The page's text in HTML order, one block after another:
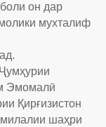
он дар
мухталиф
Эмомалӣ
Қирғизистон
шаҳри